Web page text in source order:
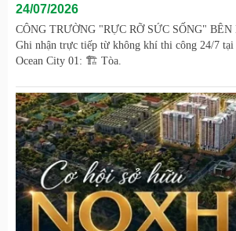
24/07/2026
CÔNG TRƯỜNG "RỰC RỠ SỨC SỐNG"
Ghi nhận trực tiếp từ không khí thi công 24/7
Ocean City 01: 🏗️ Tòa.